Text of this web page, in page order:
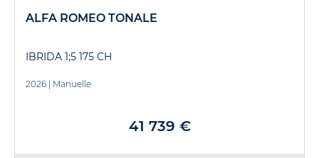
ALFA ROMEO TONALE
IBRIDA 1;5 175 CH
2026 Manuelle
41 739 €